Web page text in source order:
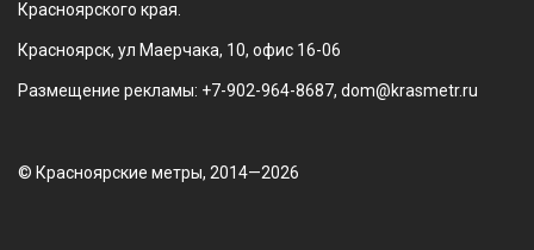
Красноярского края.
Красноярск, ул Маерчака, 10, офис 16-06
Размещение рекламы: +7-902-964-8687, dom@krasmetr.ru
© Красноярские метры, 2014—2026